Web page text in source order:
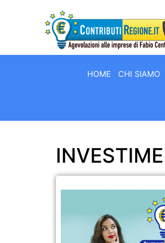
HOME CHI SIAMO